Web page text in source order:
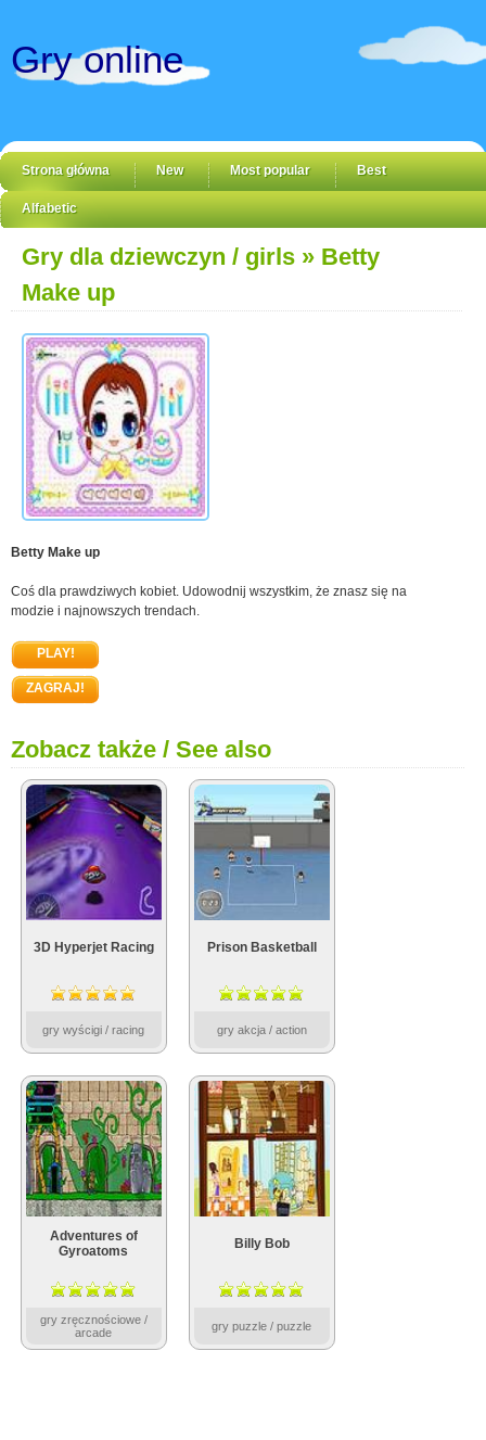
Gry online
Strona główna New Most popular Best
Alfabetic
Gry dla dziewczyn / girls » Betty
Make up
Betty Make up
Coś dla prawdziwych kobiet. Udowodnij wszystkim, że znasz się na
modzie i najnowszych trendach.
PLAY!
ZAGRAJ!
Zobacz także / See also
3D Hyperjet Racing
gry wyścigi / racing
Prison Basketball
gry akcja / action
Adventures of
Gyroatoms
gry zręcznościowe /
arcade
Billy Bob
gry puzzle / puzzle